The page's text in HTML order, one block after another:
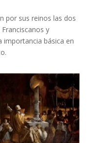
a los cuales se les
por individuo desde
por sus reinos las dos
y
importancia básica en